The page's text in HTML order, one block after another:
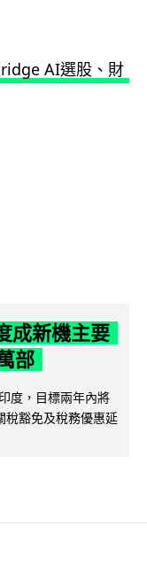
成新機主要
部
度，目標兩年內將
稅豁免及稅務優惠延